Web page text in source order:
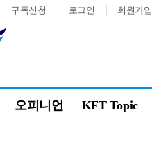
구독신청 로그인 회원가입
오피니언 KFT Topic